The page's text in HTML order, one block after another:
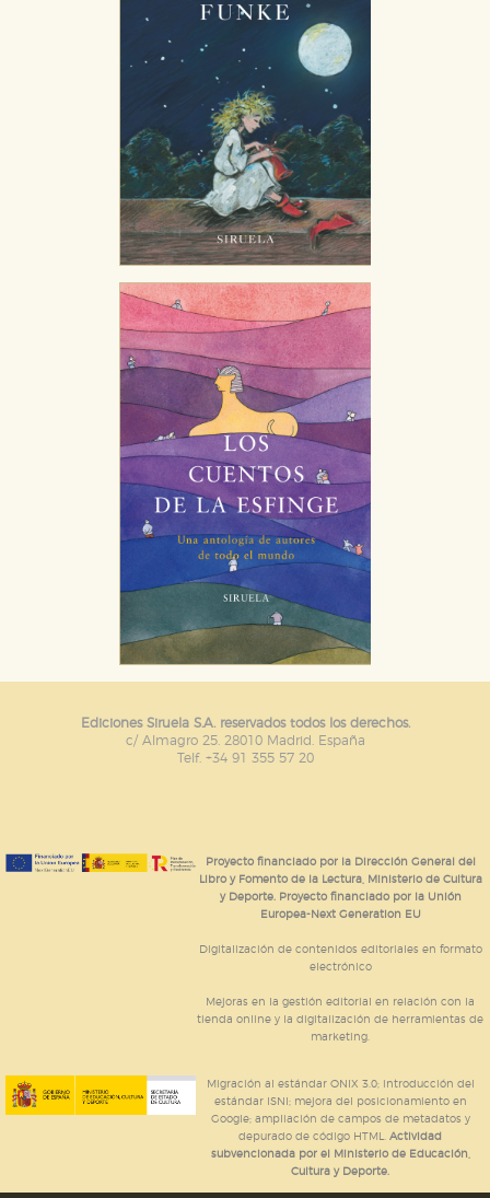
Ediciones Siruela S.A. reservados todos los derechos.
c/ Almagro 25. 28010 Madrid. España
Telf. +34 91 355 57 20
Proyecto financiado por la Dirección General del
Libro y Fomento de la Lectura, Ministerio de Cultura
y Deporte. Proyecto financiado por la Unión
Europea-Next Generation EU
Digitalización de contenidos editoriales en formato
electrónico
Mejoras en la gestión editorial en relación con la
tienda online y la digitalización de herramientas de
marketing.
Migración al estándar ONIX 3.0; introducción del
estándar ISNI; mejora del posicionamiento en
Google; ampliación de campos de metadatos y
depurado de código HTML.Actividad
subvencionada por el Ministerio de Educación,
Cultura y Deporte.